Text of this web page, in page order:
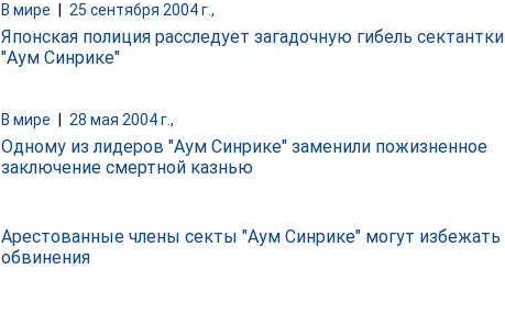
В мире 25 сентября 2004 г.,
Японская полиция расследует загадочную гибель сектантки
"Аум Синрике"
В мире 28 мая 2004 г.,
Одному из лидеров "Аум Синрике" заменили пожизненное
заключение смертной казнью
Арестованные члены секты "Аум Синрике" могут избежать
обвинения